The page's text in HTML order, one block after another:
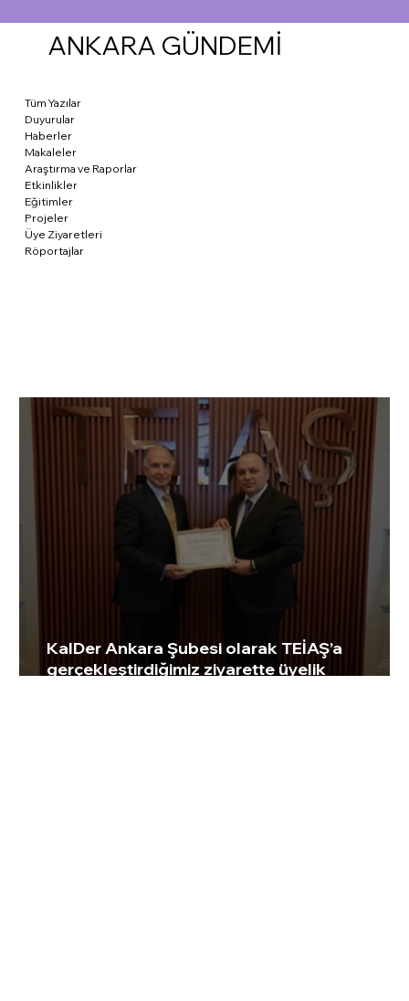
ANKARA GÜNDEMİ
Tüm Yazılar
Duyurular
Haberler
Makaleler
Araştırma ve Raporlar
Etkinlikler
Eğitimler
Projeler
Üye Ziyaretleri
Röportajlar
KalDer Ankara Şubesi olarak TEİAŞ’a
gerçekleştirdiğimiz ziyarette üyelik